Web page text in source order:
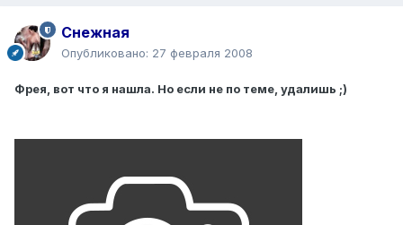
Снежная
Опубликовано: 27 февраля 2008
Фрея, вот что я нашла. Но если не по теме, удалишь ;)